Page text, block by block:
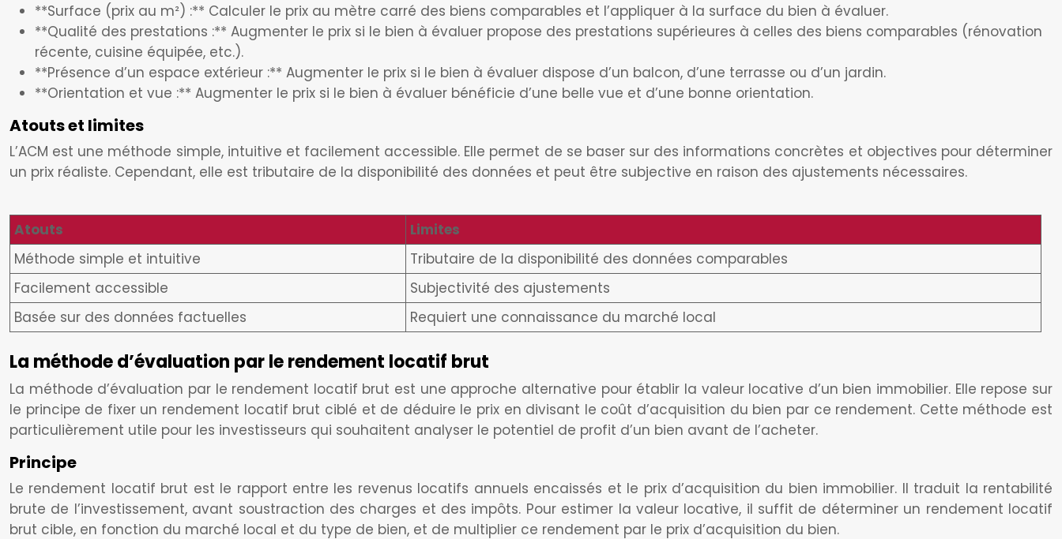
**Surface (prix au m²) :** Calculer le prix au mètre carré des biens comparables et l’appliquer à la surface du bien à évaluer.
**Qualité des prestations :** Augmenter le prix si le bien à évaluer propose des prestations supérieures à celles des biens comparables (rénovation
récente, cuisine équipée, etc.).
**Présence d’un espace extérieur :** Augmenter le prix si le bien à évaluer dispose d’un balcon, d’une terrasse ou d’un jardin.
**Orientation et vue :** Augmenter le prix si le bien à évaluer bénéficie d’une belle vue et d’une bonne orientation.
Atouts et limites
L’ACM est une méthode simple, intuitive et facilement accessible. Elle permet de se baser sur des informations concrètes et objectives pour déterminer
un prix réaliste. Cependant, elle est tributaire de la disponibilité des données et peut être subjective en raison des ajustements nécessaires.
Atouts
Limites
Méthode simple et intuitive
Tributaire de la disponibilité des données comparables
Facilement accessible
Subjectivité des ajustements
Basée sur des données factuelles
Requiert une connaissance du marché local
La méthode d’évaluation par le rendement locatif brut
La méthode d’évaluation par le rendement locatif brut est une approche alternative pour établir la valeur locative d’un bien immobilier. Elle repose sur
le principe de fixer un rendement locatif brut ciblé et de déduire le prix en divisant le coût d’acquisition du bien par ce rendement. Cette méthode est
particulièrement utile pour les investisseurs qui souhaitent analyser le potentiel de profit d’un bien avant de l’acheter.
Principe
Le rendement locatif brut est le rapport entre les revenus locatifs annuels encaissés et le prix d’acquisition du bien immobilier. Il traduit la rentabilité
brute de l’investissement, avant soustraction des charges et des impôts. Pour estimer la valeur locative, il suffit de déterminer un rendement locatif
brut cible, en fonction du marché local et du type de bien, et de multiplier ce rendement par le prix d’acquisition du bien.